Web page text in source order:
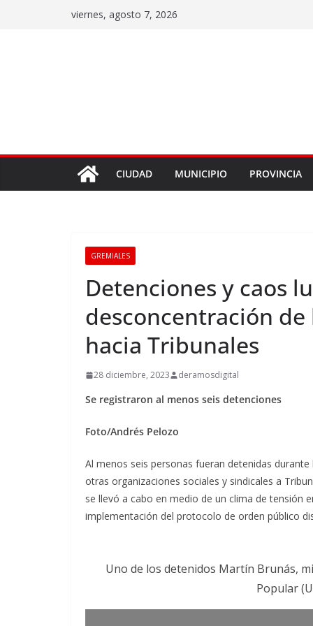
viernes, agosto 7, 2026
CIUDAD MUNICIPIO PROVINCIA
GREMIALES
Detenciones y caos
desconcentración
hacia Tribunales
28 diciembre, 2023 deramosdigital
Se registraron al menos seis detenciones
Foto/Andrés Pelozo
Al menos seis personas fueran detenidas
otras organizaciones sociales y sindicales a
se llevó a cabo en medio de un clima de tensión
implementación del protocolo de orden público
Uno de los detenidos Martín Brunás,
Popular